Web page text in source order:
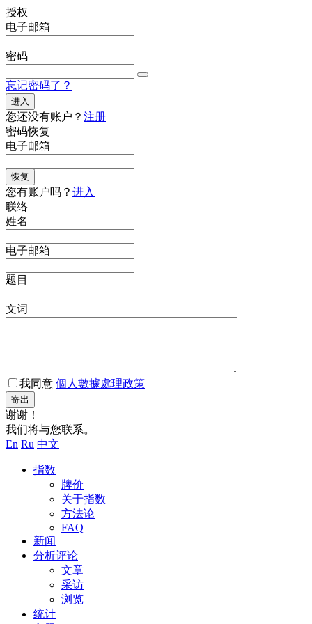
授权
电子邮箱
密码
忘记密码了？
进入
您还没有账户？ 注册
密码恢复
电子邮箱
恢复
您有账户吗？ 进入
联络
姓名
电子邮箱
题目
文词
我同意 個人數據處理政策
寄出
谢谢！
我们将与您联系。
En Ru 中文
指数
牌价
关于指数
方法论
FAQ
新闻
分析评论
文章
采访
浏览
统计